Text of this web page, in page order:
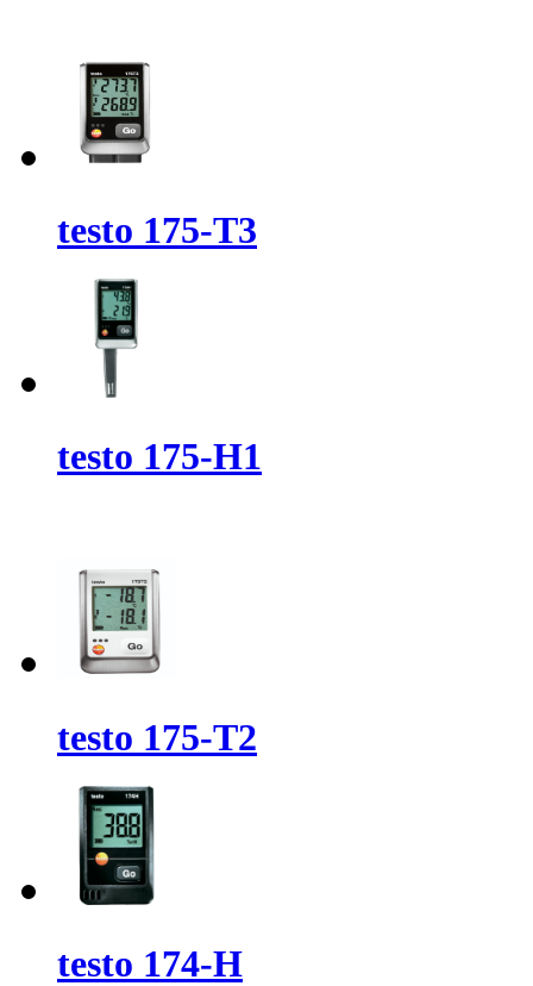
testo 175-T3
testo 175-H1
testo 175-T2
testo 174-H